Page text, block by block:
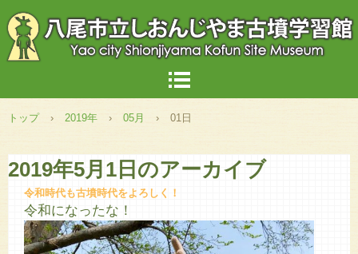
トップ › 2019年 › 05月 › 01日
2019年5月1日 のアーカイブ
令和時代も古墳時代をよろしく！
令和になったな！